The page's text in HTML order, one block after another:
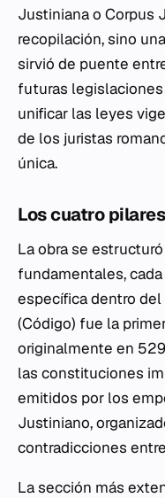
Justiniana o Corpus
recopilación, sino
sirvió de puente
futuras
unificar las leyes
de los juristas
única.
Los cuatro
La obra se
fundamentales,
específica dentro
(Código) fue la
originalmente en
las constituciones
emitidos por los
Justiniano,
contradicciones
La sección más